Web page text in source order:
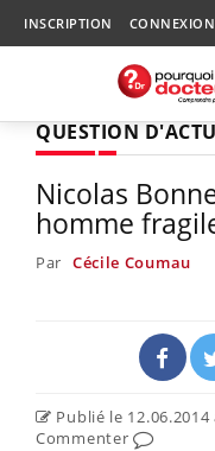
INSCRIPTION CONNEXION
QUESTION D'ACTU
Nicolas
homme
Par Cécile Coumau
Publié le 12.06.2014
Commenter